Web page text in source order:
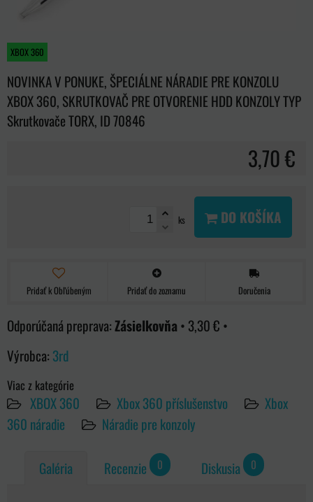
XBOX 360
NOVINKA V PONUKE, ŠPECIÁLNE NÁRADIE PRE KONZOLU
XBOX 360, SKRUTKOVAČ PRE OTVORENIE HDD KONZOLY TYP
Skrutkovače TORX, ID 70846
3,70 €
ks DO KOŠÍKA
Pridať k Obľúbeným Pridať do zoznamu Doručenia
Zásielkovňa• 3,30 € •
Výrobca: 3rd
Viac z kategórie
XBOX 360 Xbox 360 příslušenstvo
Xbox
360 náradie
Náradie pre konzoly
Galéria Recenzie 0 Diskusia 0